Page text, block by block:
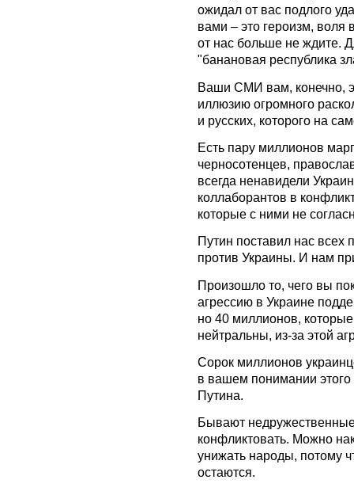
ожидал от вас подлого
вами – это героизм,
от нас больше не ждите.
"банановая республика
Ваши СМИ вам, конечно,
иллюзию огромного
и русских, которого на
Есть пару миллионов
черносотенцев,
всегда ненавидели
коллаборантов в
которые с ними не
Путин поставил нас
против Украины. И нам
Произошло то, чего вы
агрессию в Украине
но 40 миллионов,
нейтральны, из-за этой
Сорок миллионов
в вашем понимании
Путина.
Бывают
конфликтовать. Можно
унижать народы, потому
остаются.